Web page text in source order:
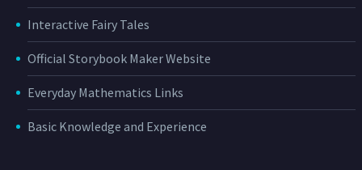
Interactive Fairy Tales
Official Storybook Maker Website
Everyday Mathematics Links
Basic Knowledge and Experience